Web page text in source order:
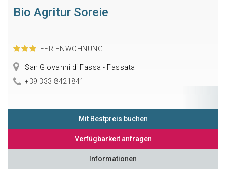
Bio Agritur Soreie
FERIENWOHNUNG
San Giovanni di Fassa - Fassatal
+39 333 8421841
Mit Bestpreis buchen
Verfügbarkeit anfragen
Informationen